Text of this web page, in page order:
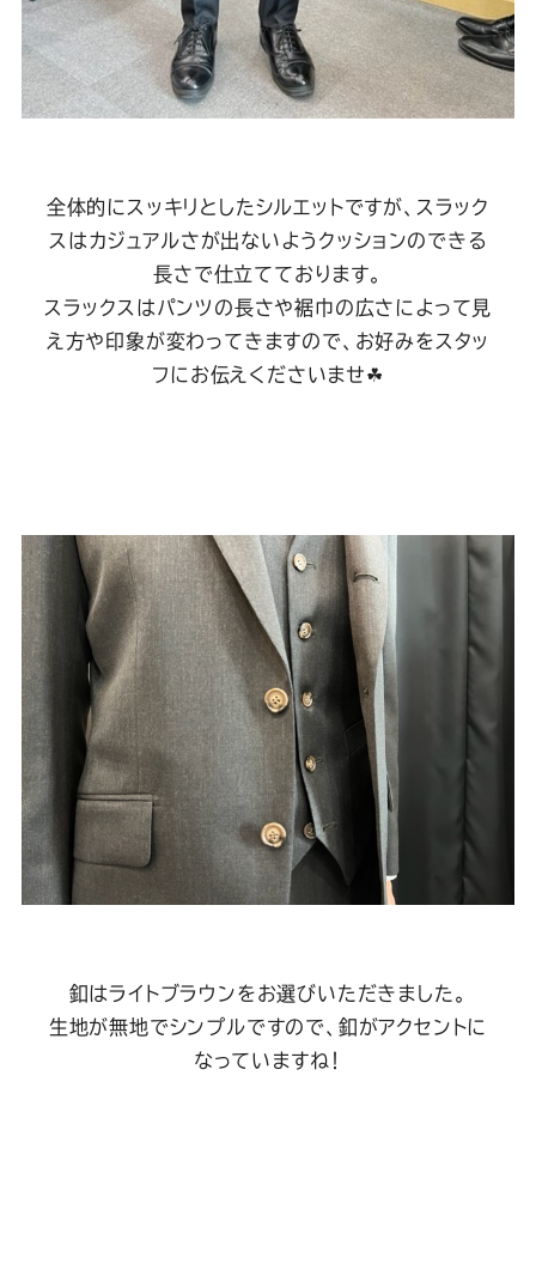
全体的にスッキリとしたシルエットですが、スラック
スはカジュアルさが出ないようクッションのできる
長さで仕立てております。
スラックスはパンツの長さや裾巾の広さによって見
え方や印象が変わってきますので、お好みをスタッ
フにお伝えくださいませ☘
釦はライトブラウンをお選びいただきました。
生地が無地でシンプルですので、釦がアクセントに
なっていますね！